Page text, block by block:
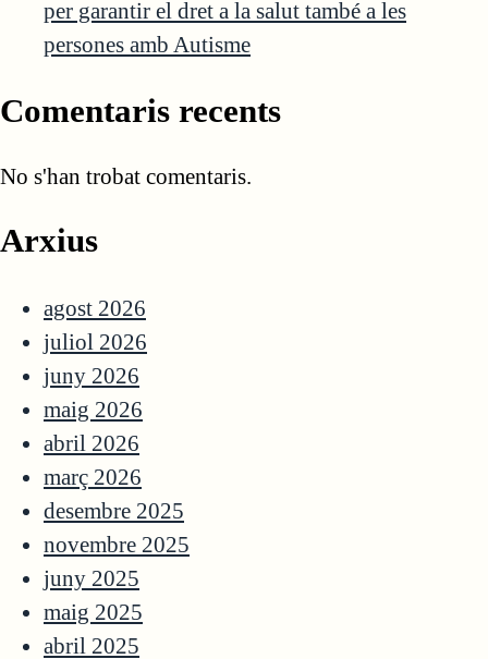
per garantir el dret a la salut també a les
persones amb Autisme
Comentaris recents
No s'han trobat comentaris.
Arxius
agost 2026
juliol 2026
juny 2026
maig 2026
abril 2026
març 2026
desembre 2025
novembre 2025
juny 2025
maig 2025
abril 2025